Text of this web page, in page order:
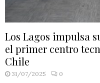
Los Lagos impulsa
el primer centro
Chile
31/07/2025 0